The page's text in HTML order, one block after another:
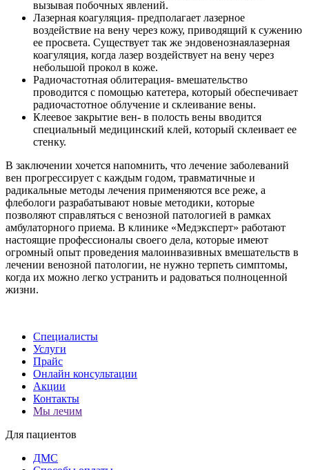
вызывая побочных явлений.
Лазерная коагуляция- предполагает лазерное
воздействие на вену через кожу, приводящий к сужению
ее просвета. Существует так же эндовенознаялазерная
коагуляция, когда лазер воздействует на вену через
небольшой прокол в коже.
Радиочастотная облитерация- вмешательство
проводится с помощью катетера, который обеспечивает
радиочастотное облучение и склеивание вены.
Клеевое закрытие вен- в полость вены вводится
специальный медицинский клей, который склеивает ее
стенку.
В заключении хочется напомнить, что лечение заболеваний
вен прогрессирует с каждым годом, травматичные и
радикальные методы лечения применяются все реже, а
флебологи разрабатывают новые методики, которые
позволяют справляться с венозной патологией в рамках
амбулаторного приема. В клинике «Медэксперт» работают
настоящие профессионалы своего дела, которые имеют
огромный опыт проведения малоинвазивных вмешательств в
лечении венозной патологии, не нужно терпеть симптомы,
когда их можно легко устранить и радоваться полноценной
жизни.
Специалисты
Услуги
Прайс
Онлайн консультации
Акции
Контакты
Мы лечим
Для пациентов
ДМС